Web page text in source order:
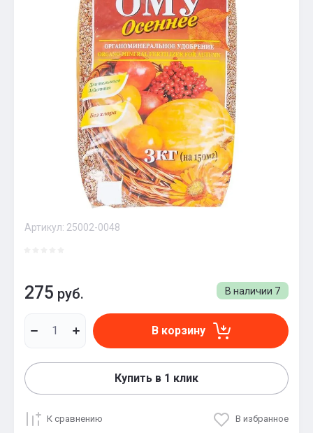
Артикул: 25002-0048
В наличии 7
275 руб.
В корзину
Купить в 1 клик
К сравнению В избранное